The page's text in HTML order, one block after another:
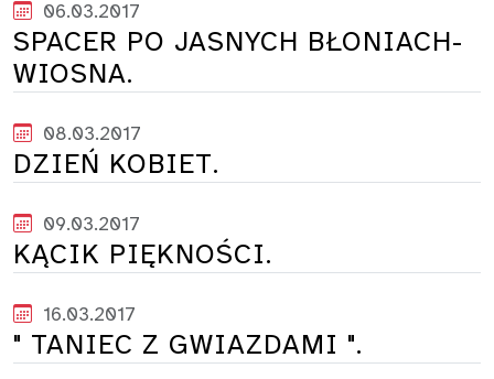
06.03.2017
SPACER PO JASNYCH BŁONIACH-
WIOSNA.
08.03.2017
DZIEŃ KOBIET.
09.03.2017
KĄCIK PIĘKNOŚCI.
16.03.2017
" TANIEC Z GWIAZDAMI ".